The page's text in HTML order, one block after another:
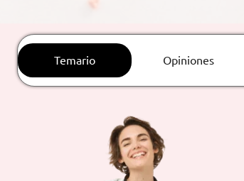
CONTACTO ES
(gratuito en
España)
formacion@euroinnova.com
TRABAJA CON NOSOTROS
Temario Opiniones